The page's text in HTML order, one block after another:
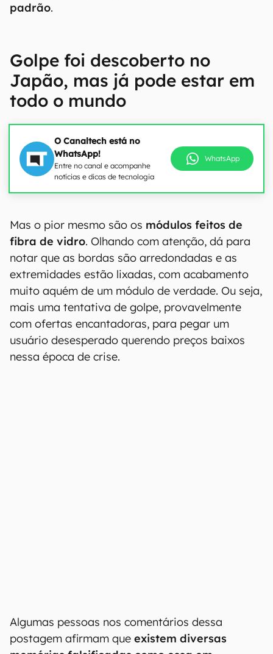
padrão.
Golpe foi descoberto no
Japão, mas já pode estar em
todo o mundo
O Canaltech está no
WhatsApp!
Entre no canal e acompanhe
notícias e dicas de tecnologia
WhatsApp
Mas o pior mesmo são os